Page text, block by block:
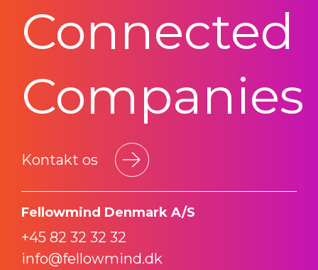
Connected
Companies
Kontakt os
Fellowmind Denmark A/S
+45 82 32 32 32
info@fellowmind.dk